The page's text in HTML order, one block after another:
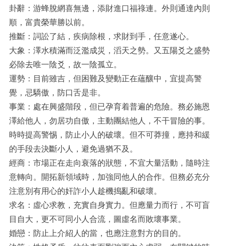
卦辭：游蜂脫網喜無邊，添財進口福祿連。外則通達內則
順，富貴榮華勝以前。
推斷：詞訟了結，疾病除根，求財到手，任意遂心。
大象：澤水積滿而泛濫成災，滔天之勢。又五陽爻之盛勢
必除去唯一陰爻，故一陰孤立。
運勢：目前雖吉，但困難及變動正在蘊釀中，宜提高警
覺，忌驕傲，防口舌是非。
事業：處在興盛階段，但已孕育着普遍的危險。務必施恩
澤給他人，勿居功自傲，主動團結他人，不干冒險的事。
時時提高警惕，防止小人的破壞。但不可莽撞，應持和緩
的手段去決斷小人，避免過猶不及。
經商：市場正在走向衰落的狀態，不宜大量活動，隨時注
意轉向。開拓新領域時，加強同他人的合作。但務必充分
注意別有用心的奸詐小人趁機搗亂和破壞。
求名：虛心求教，充實自身實力。但應量力而行，不可盲
目自大，更不可同小人合流，圖虛名而敗壞事業。
婚戀：防止上介紹人的當，也應注意對方的目的。